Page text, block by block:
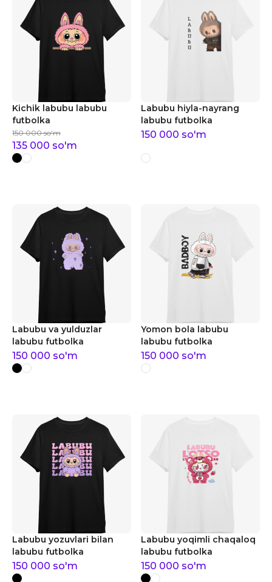
Kichik labubu labubu
futbolka
150 000 so'm
135 000 so'm
Labubu hiyla-nayrang
labubu futbolka
150 000 so'm
Labubu va yulduzlar
labubu futbolka
150 000 so'm
Yomon bola labubu
labubu futbolka
150 000 so'm
Labubu yozuvlari bilan
labubu futbolka
150 000 so'm
Labubu yoqimli chaqaloq
labubu futbolka
150 000 so'm